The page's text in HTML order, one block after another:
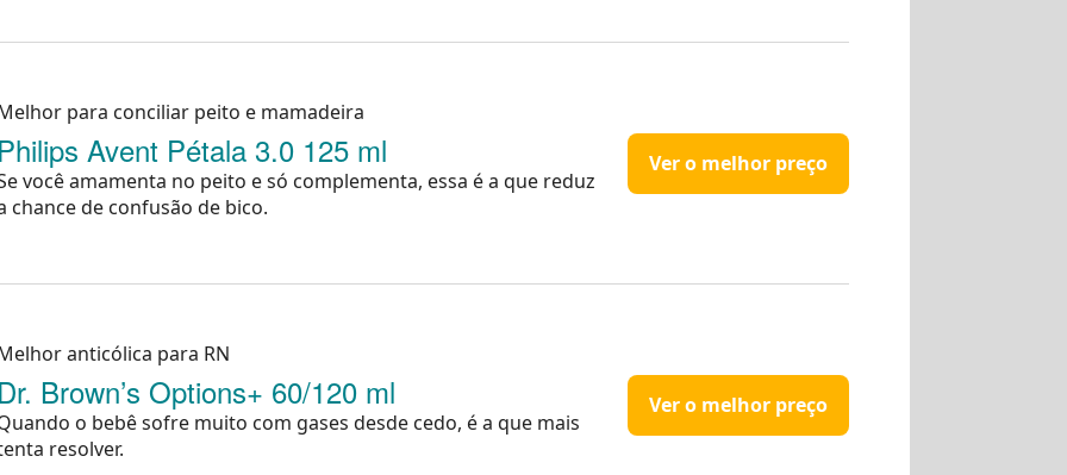
para conciliar peito e mamadeira
Avent Pétala 3.0 125 ml
você amamenta no peito e só complementa, essa é a que reduz
chance de confusão de bico.
Ver o melhor preço
anticólica para RN
Brown’s Options+ 60/120 ml
o bebê sofre muito com gases desde cedo, é a que mais
resolver.
Ver o melhor preço